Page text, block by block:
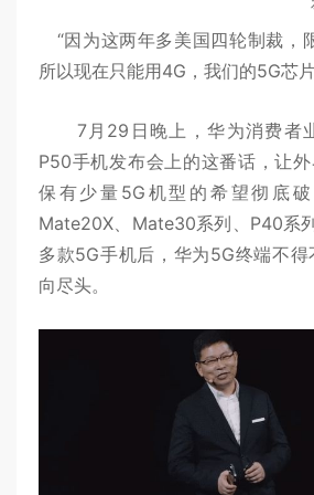
“因为这两年多美国四轮制裁，
所以现在只能用4G，我们的5G芯
7月29日晚上，华为消费者
P50手机发布会上的这番话，让
保有少量5G机型的希望彻底
Mate20X、Mate30系列、P40系
多款5G手机后，华为5G终端不
向尽头。